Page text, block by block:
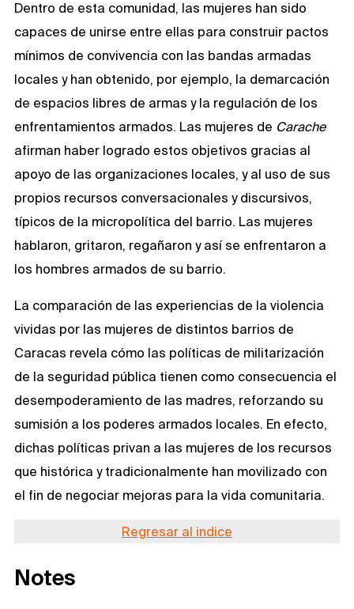
Dentro de esta comunidad, las mujeres han sido
capaces de unirse entre ellas para construir pactos
mínimos de convivencia con las bandas armadas
locales y han obtenido, por ejemplo, la demarcación
de espacios libres de armas y la regulación de los
enfrentamientos armados. Las mujeres de Carache
afirman haber logrado estos objetivos gracias al
apoyo de las organizaciones locales, y al uso de sus
propios recursos conversacionales y discursivos,
típicos de la micropolítica del barrio. Las mujeres
hablaron, gritaron, regañaron y así se enfrentaron a
los hombres armados de su barrio.
La comparación de las experiencias de la violencia
vividas por las mujeres de distintos barrios de
Caracas revela cómo las políticas de militarización
de la seguridad pública tienen como consecuencia el
desempoderamiento de las madres, reforzando su
sumisión a los poderes armados locales. En efecto,
dichas políticas privan a las mujeres de los recursos
que histórica y tradicionalmente han movilizado con
el fin de negociar mejoras para la vida comunitaria.
Regresar al indice
Notes